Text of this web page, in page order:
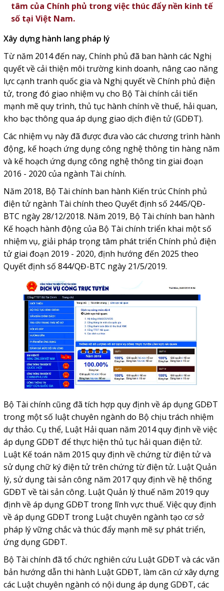
tâm của Chính phủ trong việc thúc đẩy nền kinh tế
số tại Việt Nam.
Xây dựng hành lang pháp lý
Từ năm 2014 đến nay, Chính phủ đã ban hành các Nghị
quyết về cải thiện môi trường kinh doanh, nâng cao năng
lực cạnh tranh quốc gia và Nghị quyết về Chính phủ điện
tử, trong đó giao nhiệm vụ cho Bộ Tài chính cải tiến
mạnh mẽ quy trình, thủ tục hành chính về thuế, hải quan,
kho bạc thông qua áp dụng giao dịch điện tử (GDĐT).
Các nhiệm vụ này đã được đưa vào các chương trình hành
động, kế hoạch ứng dụng công nghệ thông tin hàng năm
và kế hoạch ứng dụng công nghệ thông tin giai đoạn
2016 - 2020 của ngành Tài chính.
Năm 2018, Bộ Tài chính ban hành Kiến trúc Chính phủ
điện tử ngành Tài chính theo Quyết định số 2445/QĐ-
BTC ngày 28/12/2018. Năm 2019, Bộ Tài chính ban hành
Kế hoạch hành động của Bộ Tài chính triển khai một số
nhiệm vụ, giải pháp trọng tâm phát triển Chính phủ điện
tử giai đoạn 2019 - 2020, định hướng đến 2025 theo
Quyết định số 844/QĐ-BTC ngày 21/5/2019.
Bộ Tài chính cũng đã tích hợp quy định về áp dụng GDĐT
trong một số luật chuyên ngành do Bộ chịu trách nhiệm
dự thảo. Cụ thể, Luật Hải quan năm 2014 quy định về việc
áp dụng GDĐT để thực hiện thủ tục hải quan điện tử.
Luật Kế toán năm 2015 quy định về chứng từ điện tử và
sử dụng chữ ký điện tử trên chứng từ điện tử. Luật Quản
lý, sử dụng tài sản công năm 2017 quy định về hệ thống
GDĐT về tài sản công. Luật Quản lý thuế năm 2019 quy
định về áp dụng GDĐT trong lĩnh vực thuế. Việc quy định
về áp dụng GDĐT trong Luật chuyên ngành tạo cơ sở
pháp lý vững chắc và thúc đẩy mạnh mẽ sự phát triển,
ứng dụng GDĐT.
Bộ Tài chính đã tổ chức nghiên cứu Luật GDĐT và các văn
bản hướng dẫn thi hành Luật GDĐT, làm căn cứ xây dựng
các Luật chuyên ngành có nội dung áp dụng GDĐT, các